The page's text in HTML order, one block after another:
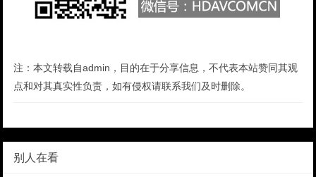
注：本文转载自admin，目的在于分享信息，不代表本站赞同其观
点和对其真实性负责，如有侵权请联系我们及时删除。
别人在看